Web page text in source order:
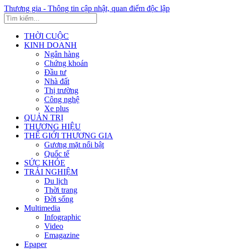
Thương gia - Thông tin cập nhật, quan điểm độc lập
THỜI CUỘC
KINH DOANH
Ngân hàng
Chứng khoán
Đầu tư
Nhà đất
Thị trường
Công nghệ
Xe plus
QUẢN TRỊ
THƯƠNG HIỆU
THẾ GIỚI THƯƠNG GIA
Gương mặt nổi bật
Quốc tế
SỨC KHỎE
TRẢI NGHIỆM
Du lịch
Thời trang
Đời sống
Multimedia
Infographic
Video
Emagazine
Epaper